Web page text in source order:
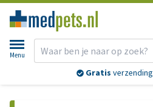
Menu
Gratis